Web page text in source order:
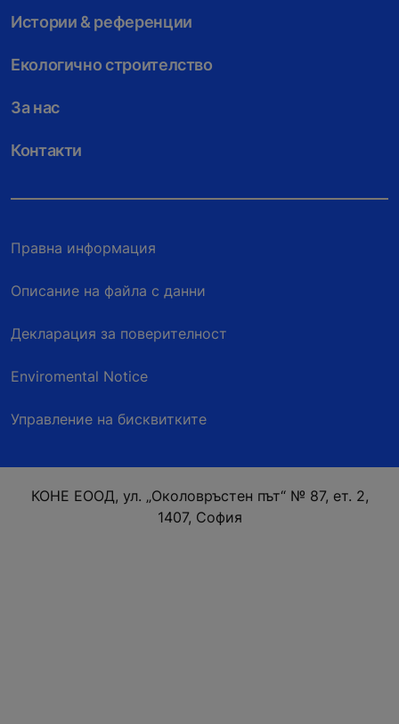
Истории & референции
Екологично строителство
За нас
Контакти
Правна информация
Описание на файла с данни
Декларация за поверителност
Enviromental Notice
Управление на бисквитките
КОНЕ ЕООД, ул. „Околовръстен път“ № 87, ет. 2,
1407, София